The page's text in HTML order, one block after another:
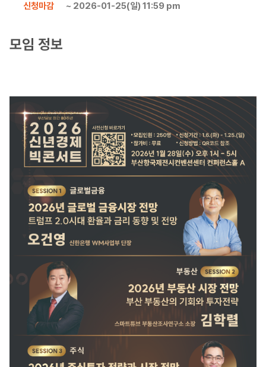
신청마감
~ 2026-01-25(일) 11:59 pm
모임 정보